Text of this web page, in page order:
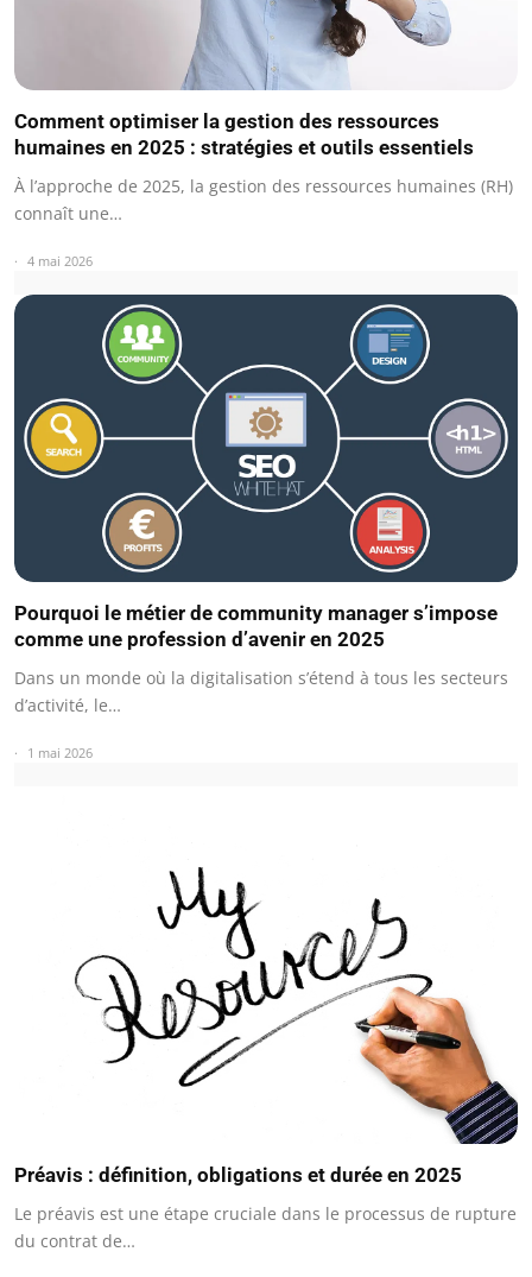
Comment optimiser la gestion des ressources
humaines en 2025 : stratégies et outils essentiels
À l’approche de 2025, la gestion des ressources humaines (RH)
connaît une…
4 mai 2026
Pourquoi le métier de community manager s’impose
comme une profession d’avenir en 2025
Dans un monde où la digitalisation s’étend à tous les secteurs
d’activité, le…
1 mai 2026
Préavis : définition, obligations et durée en 2025
Le préavis est une étape cruciale dans le processus de rupture
du contrat de…